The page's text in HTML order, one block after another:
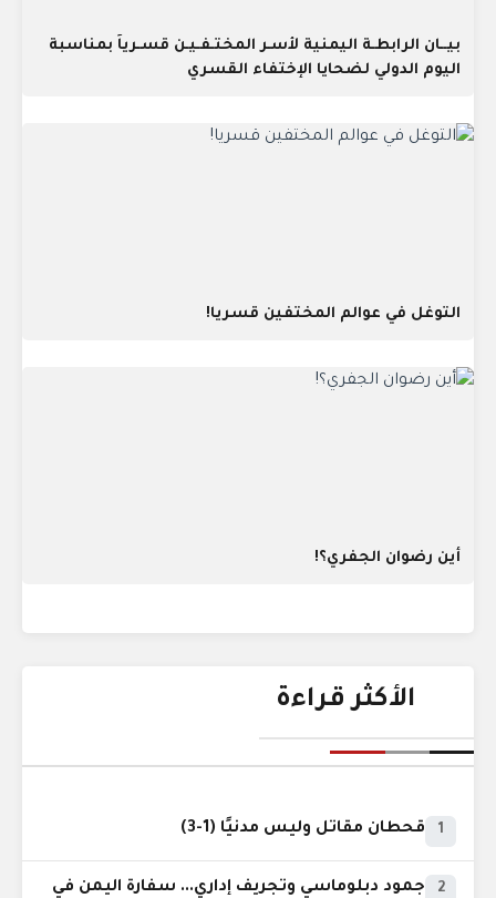
بيــان الرابطـة اليمنية لأسـر المختـفـيـن قسـرياً بمناسبة
اليوم الدولي لضحايا الإختفاء القسري
التوغل في عوالم المختفين قسريا!
أين رضوان الجفري؟!
الأكثر قراءة
1 قحطان مقاتل وليس مدنيًا (1-3)
2
جمود دبلوماسي وتجريف إداري... سفارة اليمن في